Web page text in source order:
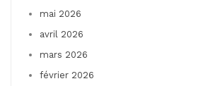
mai 2026
avril 2026
mars 2026
février 2026